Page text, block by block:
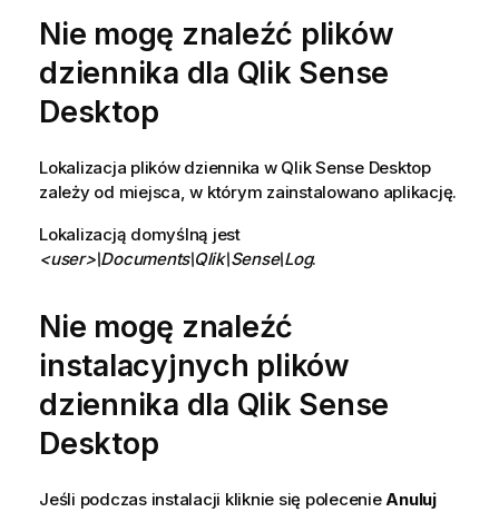
Nie mogę znaleźć plików
dziennika dla Qlik Sense
Desktop
Lokalizacja plików dziennika w Qlik Sense Desktop
zależy od miejsca, w którym zainstalowano aplikację.
Lokalizacją domyślną jest
<user>\Documents\Qlik\Sense\Log.
Nie mogę znaleźć
instalacyjnych plików
dziennika dla Qlik Sense
Desktop
Jeśli podczas instalacji kliknie się polecenieAnuluj